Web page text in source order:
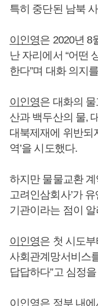
특히 중단된 남북
이인영은 2020년 8
난 자리에서 “어떤
한다”며 대화 의지
이인영은 대화의
산과 백두산의 물,
대북제재에 위반되
역’을 시도했다.
하지만 물물교환 계
고려인삼회사’가
기관이라는 점이
이인영은 첫 시도
사회관계망서비스
답답하다”고 심정
이인영은 정부 내